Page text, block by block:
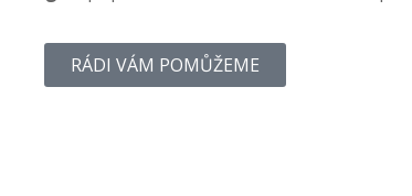
RÁDI VÁM POMŮŽEME